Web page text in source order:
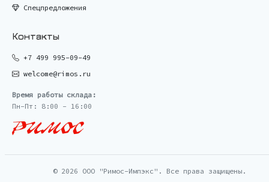
Спецпредложения
Контакты
+7 499 995-09-49
welcome@rimos.ru
Время работы склада:
Пн-Пт: 8:00 - 16:00
© 2026 ООО "Римос-Импэкс". Все права защищены.